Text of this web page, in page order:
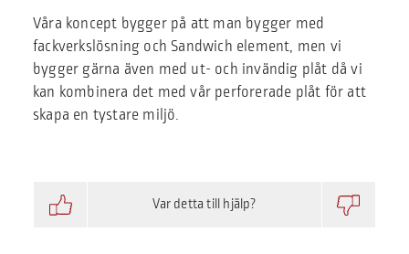
Våra koncept bygger på att man bygger med
fackverkslösning och Sandwich element, men vi
bygger gärna även med ut- och invändig plåt då vi
kan kombinera det med vår perforerade plåt för att
skapa en tystare miljö.
Var detta till hjälp?